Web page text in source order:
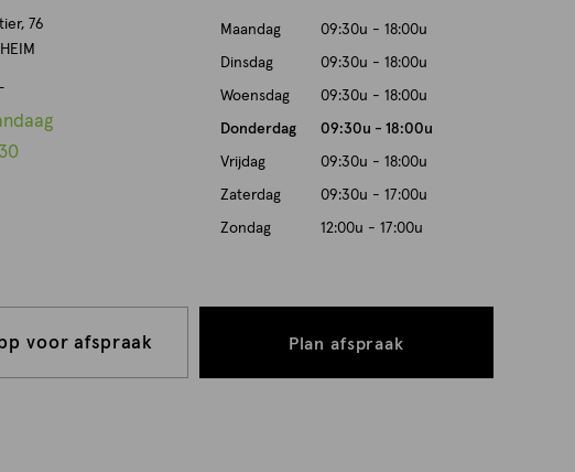
76
voor afspraak Plan afspraak
Maandag 09:30u - 18:00u
Dinsdag 09:30u - 18:00u
Woensdag 09:30u - 18:00u
Donderdag 09:30u - 18:00u
Vrijdag 09:30u - 18:00u
Zaterdag 09:30u - 17:00u
Zondag 12:00u - 17:00u